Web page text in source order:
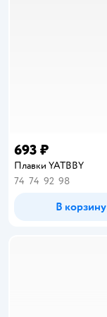
693 ₽
Плавки YATBBY
74 74 92 98
В корзину